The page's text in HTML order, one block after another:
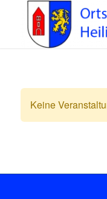
Keine